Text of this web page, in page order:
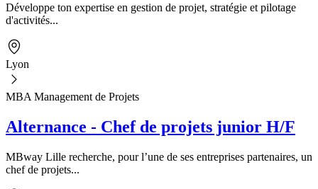
Développe ton expertise en gestion de projet, stratégie et pilotage
d'activités...
Lyon
MBA Management de Projets
Alternance - Chef de projets junior H/F
MBway Lille recherche, pour l’une de ses entreprises partenaires, un
chef de projets...